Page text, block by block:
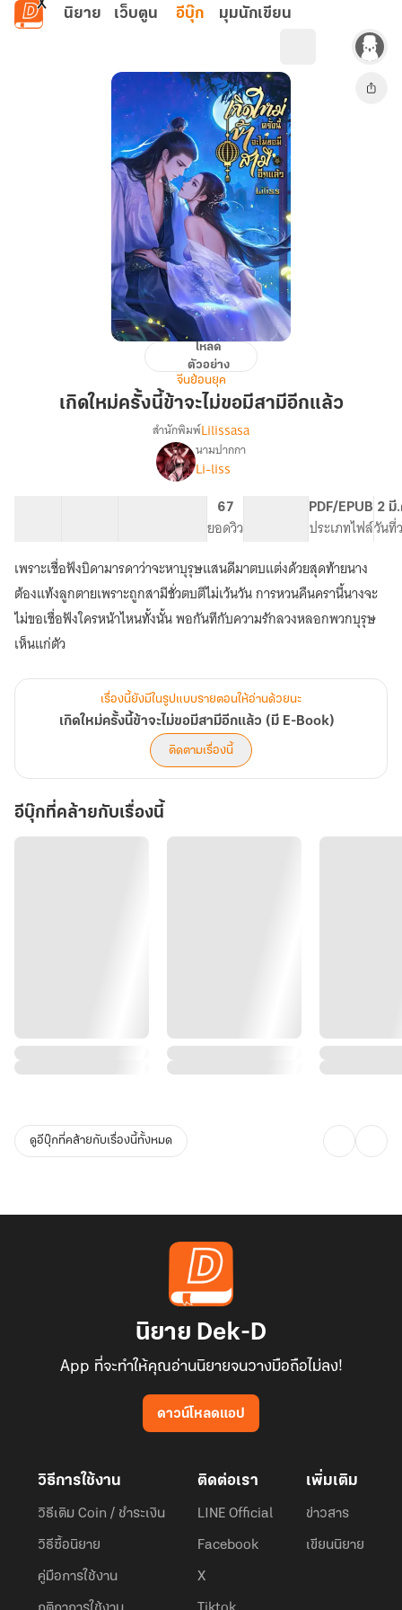
ข้ามไปยังเนื้อหาหลัก
นิยาย เว็บตูน อีบุ๊ก มุมนักเขียน
ครั้ง
สามี
อีก
แล้ว
โหลด
ตัวอย่าง
จีนย้อนยุค
เกิดใหม่ครั้งนี้ข้าจะไม่ขอมีสามีอีกแล้ว
เรื่อง
เกิด
ใหม่
ครั้ง
นี้
ข้า
จะ
ไม่
ขอ
มี
E-
Book)
สำนักพิมพ์Lilissasa
นามปากกา
Li-liss
67
ยอดวิว
PDF/EPUB
ประเภทไฟล์
2 มี
วันที่
เพราะเชื่อฟังบิดามารดาว่าจะหาบุรุษแสนดีมาตบแต่งด้วยสุดท้ายนาง
ต้องแท้งลูกตายเพราะถูกสามีชั่วตบตีไม่เว้นวัน การหวนคืนครานี้นางจะ
ไม่ขอเชื่อฟังใครหน้าไหนทั้งนั้น พอกันทีกับความรักลวงหลอกพวกบุรุษ
เห็นแก่ตัว
เรื่องนี้ยังมีในรูปแบบรายตอนให้อ่านด้วยนะ
เกิดใหม่ครั้งนี้ข้าจะไม่ขอมีสามีอีกแล้ว (มี E-Book)
ติดตามเรื่องนี้
อีบุ๊กที่คล้ายกับเรื่องนี้
ดูอีบุ๊กที่คล้ายกับเรื่องนี้ทั้งหมด
นิยาย Dek-D
App ที่จะทำให้คุณอ่านนิยายจนวางมือถือไม่ลง!
ดาวน์โหลดแอป
วิธีการใช้งาน
วิธีเติม Coin / ชำระเงิน
วิธีซื้อนิยาย
คู่มือการใช้งาน
ติดต่อเรา
LINE Official
Facebook
X
เพิ่มเติม
ข่าวสาร
เขียนนิยาย